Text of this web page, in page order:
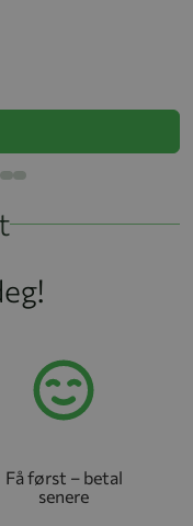
Få først – betal
senere